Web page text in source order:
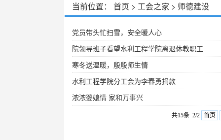
当前位置： 首页 > 工会之家 > 师德建设
党员带头忙扫雪，安全暖人心
院领导班子看望水利工程学院离退休教职工
寒冬送温暖，殷殷师生情
水利工程学院分工会为李春勇捐款
浓浓婆媳情 家和万事兴
共15条 2/2 首页